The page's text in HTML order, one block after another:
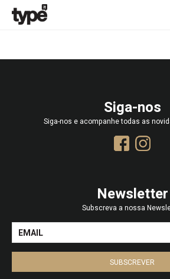
Siga-nos
Siga-nos e acompanhe todas as
Newsletter
Subscreva a nossa